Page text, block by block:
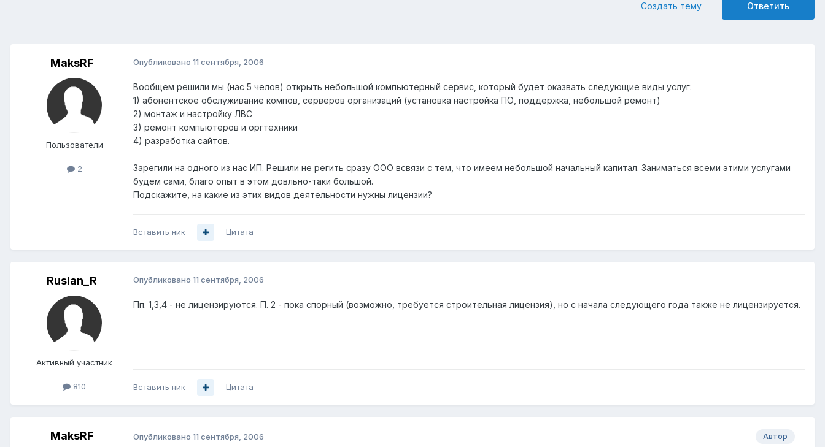
Ответить
Создать тему
MaksRF
Пользователи
2
Опубликовано 11 сентября, 2006
Вообщем решили мы (нас 5 челов) открыть небольшой компьютерный сервис, который будет оказвать следующие виды услуг:
1) абонентское обслуживание компов, серверов организаций (установка настройка ПО, поддержка, небольшой ремонт)
2) монтаж и настройку ЛВС
3) ремонт компьютеров и оргтехники
4) разработка сайтов.
Зарегили на одного из нас ИП. Решили не регить сразу ООО всвязи с тем, что имеем небольшой начальный капитал. Заниматься всеми этими услугами
будем сами, благо опыт в этом довльно-таки большой.
Подскажите, на какие из этих видов деятельности нужны лицензии?
Вставить ник Цитата
Ruslan_R
Активный участник
810
Опубликовано 11 сентября, 2006
Пп. 1,3,4 - не лицензируются. П. 2 - пока спорный (возможно, требуется строительная лицензия), но с начала следующего года также не лицензируется.
Вставить ник Цитата
MaksRF Автор
Опубликовано 11 сентября, 2006